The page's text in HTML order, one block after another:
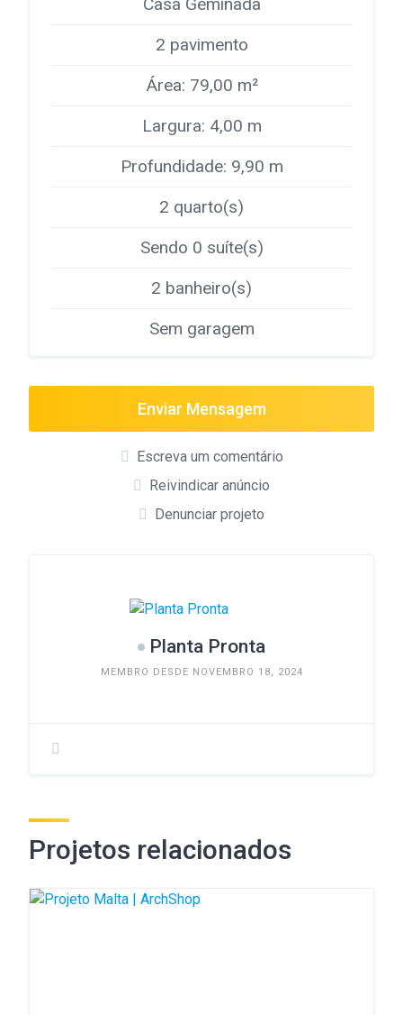
2 pavimento
Área: 79,00 m²
Largura: 4,00 m
Profundidade: 9,90 m
2 quarto(s)
Sendo 0 suíte(s)
2 banheiro(s)
Sem garagem
Enviar Mensagem
Escreva um comentário
Reivindicar anúncio
Denunciar projeto
Planta Pronta
MEMBRO DESDE NOVEMBRO 18, 2024
Projetos relacionados